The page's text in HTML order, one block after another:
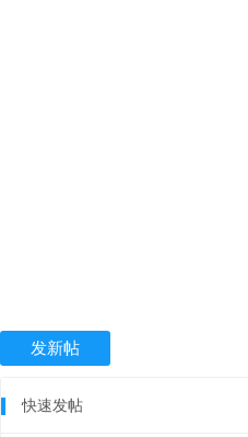
发新帖
快速发帖